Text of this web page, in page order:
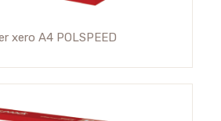
xero A4 POLSPEED